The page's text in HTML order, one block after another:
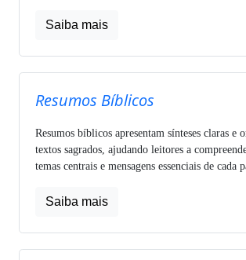
Saiba mais
Resumos Bíblicos
Resumos bíblicos apresentam sínteses claras e
textos sagrados, ajudando leitores a
temas centrais e mensagens essenciais de cada
Saiba mais